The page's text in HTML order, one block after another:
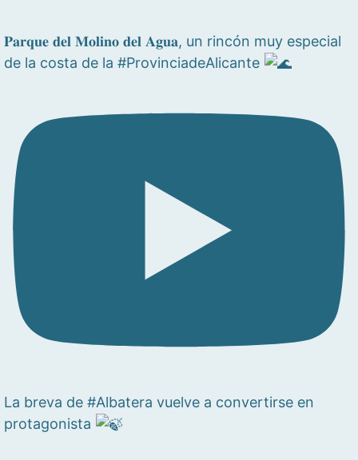
𝐏𝐚𝐫𝐪𝐮𝐞 𝐝𝐞𝐥 𝐌𝐨𝐥𝐢𝐧𝐨 𝐝𝐞𝐥 𝐀𝐠𝐮𝐚, un rincón muy especial
de la costa de la #ProvinciadeAlicante
La breva de #Albatera vuelve a convertirse en
protagonista